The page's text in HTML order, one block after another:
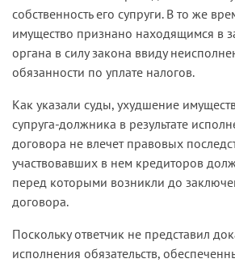
собственность его супруги. В то же
имущество признано находящимся в
органа в силу закона ввиду
обязанности по уплате налогов.
Как указали суды, ухудшение
супруга-должника в результате
договора не влечет правовых
участвовавших в нем кредиторов
перед которыми возникли до
договора.
Поскольку ответчик не представил
исполнения обязательств,